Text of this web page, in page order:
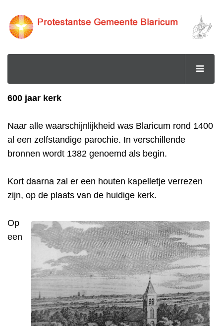
600 jaar kerk
Naar alle waarschijnlijkheid was Blaricum rond 1400
al een zelfstandige parochie. In verschillende
bronnen wordt 1382 genoemd als begin.
Kort daarna zal er een houten kapelletje verrezen
zijn, op de plaats van de huidige kerk.
Op
een